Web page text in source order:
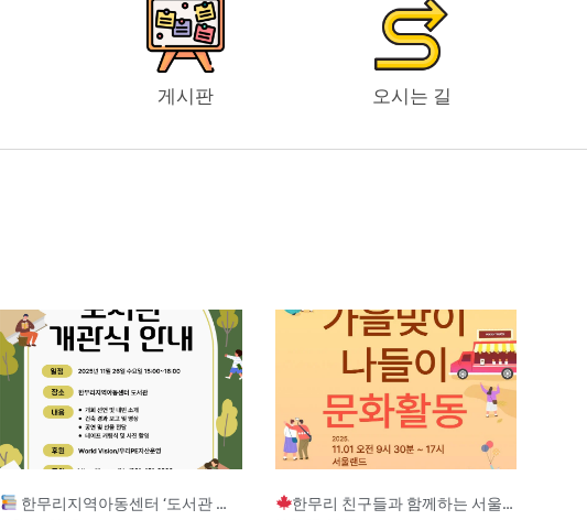
게시판 오시는 길
한무리지역아동센터 ‘도서관 개관식’ 안내
한무리 친구들과 함께하는 서울랜드 문화활동
PagePagePage